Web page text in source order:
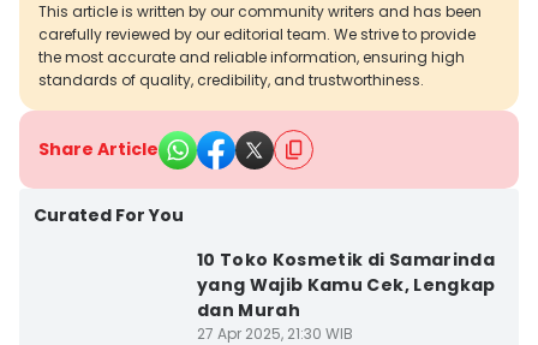
This article is written by our community writers and has been
carefully reviewed by our editorial team. We strive to provide
the most accurate and reliable information, ensuring high
standards of quality, credibility, and trustworthiness.
Share Article
Curated For You
10 Toko Kosmetik di Samarinda
yang Wajib Kamu Cek, Lengkap
dan Murah
27 Apr 2025, 21:30 WIB